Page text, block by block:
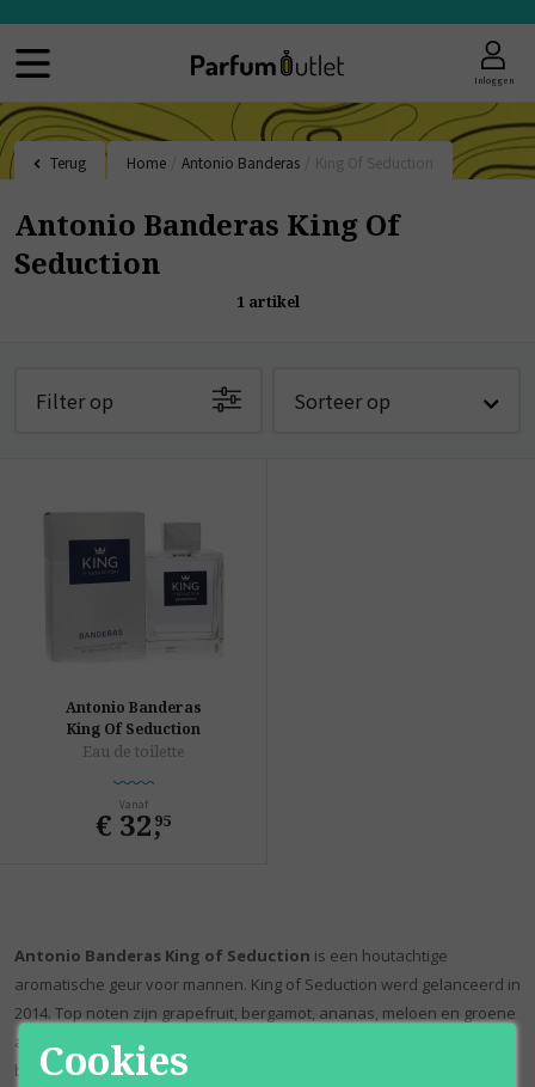
Inloggen
Terug Home Antonio Banderas
Antonio Banderas King Of
Seduction
1 artikel
Filter op Sorteer op
Antonio Banderas
King Of Seduction
Eau de toilette
Vanaf
€ 32,
95
Antonio Banderas King of Seduction is een houtachtige
aromatische geur voor mannen. King of Seduction werd gelanceerd in
2014. Top noten zijn grapefruit, bergamot, ananas, meloen en groene
appel; midden noten zijn neroli, jasmijn, kardemom en zee notities;
basisnoten zijn ceder, vetiver, amber, suède en witte muskus.
Cookies